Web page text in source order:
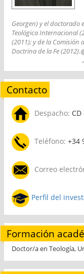
Georgen) y el doctorado
Teológica Internacional
(2011); y de la Comisión
Doctrina de la Fe (2012).
Contacto
Despacho:
Teléfono: +34
Correo
Perfil del
Formación
Doctor/a en Teología,